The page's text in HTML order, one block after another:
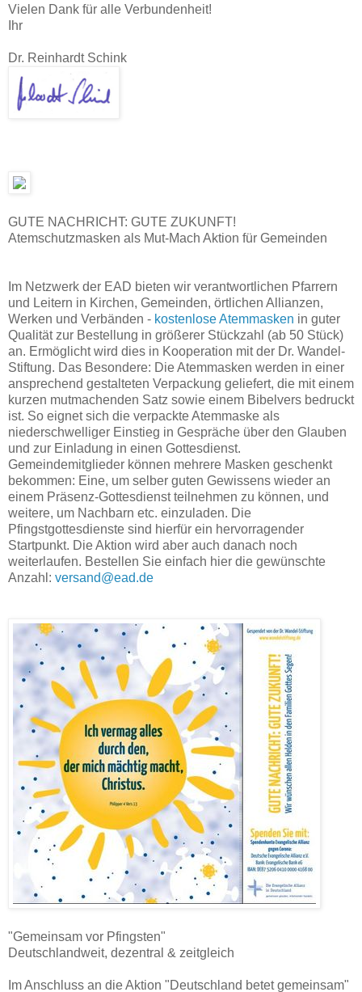
Vielen Dank für alle Verbundenheit!
Ihr
Dr. Reinhardt Schink
GUTE NACHRICHT: GUTE ZUKUNFT!
Atemschutzmasken als Mut-Mach Aktion für Gemeinden
Im Netzwerk der EAD bieten wir verantwortlichen Pfarrern
und Leitern in Kirchen, Gemeinden, örtlichen Allianzen,
Werken und Verbänden - kostenlose Atemmasken in guter
Qualität zur Bestellung in größerer Stückzahl (ab 50 Stück)
an. Ermöglicht wird dies in Kooperation mit der Dr. Wandel-
Stiftung. Das Besondere: Die Atemmasken werden in einer
ansprechend gestalteten Verpackung geliefert, die mit einem
kurzen mutmachenden Satz sowie einem Bibelvers bedruckt
ist. So eignet sich die verpackte Atemmaske als
niederschwelliger Einstieg in Gespräche über den Glauben
und zur Einladung in einen Gottesdienst.
Gemeindemitglieder können mehrere Masken geschenkt
bekommen: Eine, um selber guten Gewissens wieder an
einem Präsenz-Gottesdienst teilnehmen zu können, und
weitere, um Nachbarn etc. einzuladen. Die
Pfingstgottesdienste sind hierfür ein hervorragender
Startpunkt. Die Aktion wird aber auch danach noch
weiterlaufen. Bestellen Sie einfach hier die gewünschte
Anzahl: versand@ead.de
"Gemeinsam vor Pfingsten"
Deutschlandweit, dezentral & zeitgleich
Im Anschluss an die Aktion "Deutschland betet gemeinsam"